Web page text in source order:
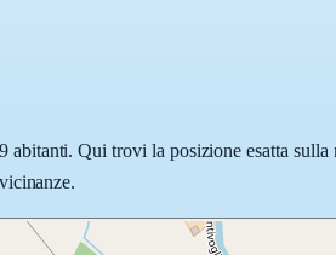
Qui trovi la posizione esatta